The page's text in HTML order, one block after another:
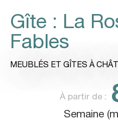
Gîte : La
Fables
MEUBLÉS ET GÎTES À
À partir de :
Semaine